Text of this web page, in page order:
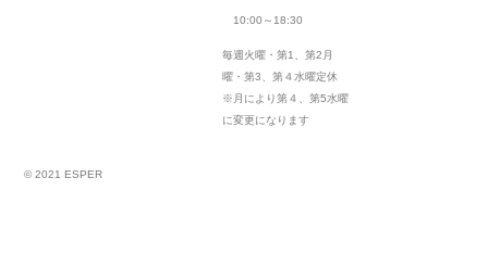
10:00～18:30
毎週火曜・第1、第2月
曜・第3、第４水曜定休
※月により第４、第5水曜
に変更になります
© 2021 ESPER